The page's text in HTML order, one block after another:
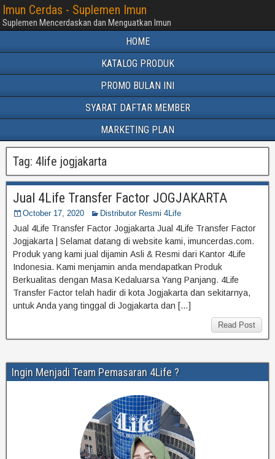
Imun Cerdas - Suplemen Imun
Suplemen Mencerdaskan dan Menguatkan Imun
HOME
KATALOG PRODUK
PROMO BULAN INI
SYARAT DAFTAR MEMBER
MARKETING PLAN
Tag: 4life jogjakarta
Jual 4Life Transfer Factor JOGJAKARTA
October 17, 2020 Distributor Resmi 4Life
Jual 4Life Transfer Factor Jogjakarta Jual 4Life Transfer Factor
Jogjakarta | Selamat datang di website kami, imuncerdas.com.
Produk yang kami jual dijamin Asli & Resmi dari Kantor 4Life
Indonesia. Kami menjamin anda mendapatkan Produk
Berkualitas dengan Masa Kedaluarsa Yang Panjang. 4Life
Transfer Factor telah hadir di kota Jogjakarta dan sekitarnya,
untuk Anda yang tinggal di Jogjakarta dan […]
Read Post
Ingin Menjadi Team Pemasaran 4Life ?